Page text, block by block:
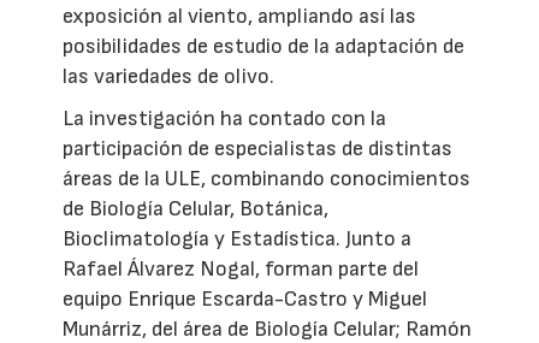
exposición al viento, ampliando así las
posibilidades de estudio de la adaptación de
las variedades de olivo.
La investigación ha contado con la
participación de especialistas de distintas
áreas de la ULE, combinando conocimientos
de Biología Celular, Botánica,
Bioclimatología y Estadística. Junto a
Rafael Álvarez Nogal, forman parte del
equipo Enrique Escarda-Castro y Miguel
Munárriz, del área de Biología Celular; Ramón